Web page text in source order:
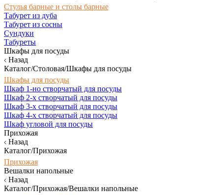
Стулья барные и столы барные
Табурет из дуба
Табурет из сосны
Сундуки
Табуреты
Шкафы для посуды
Назад
Каталог/Столовая/Шкафы для посуды
Шкафы для посуды
Шкаф 1-но створчатый для посуды
Шкаф 2-х створчатый для посуды
Шкаф 3-х створчатый для посуды
Шкаф 4-х створчатый для посуды
Шкаф угловой для посуды
Прихожая
Назад
Каталог/Прихожая
Прихожая
Вешалки напольные
Назад
Каталог/Прихожая/Вешалки напольные